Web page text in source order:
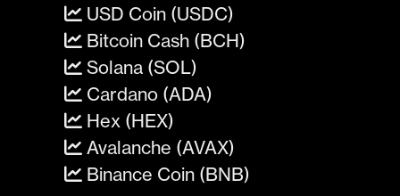
USD Coin (USDC)
Bitcoin Cash (BCH)
Solana (SOL)
Cardano (ADA)
Hex (HEX)
Avalanche (AVAX)
Binance Coin (BNB)